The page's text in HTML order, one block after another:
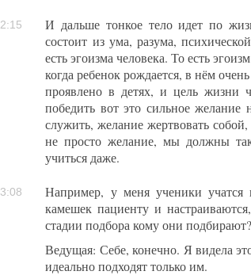
И дальше тонкое тело идет по
состоит из ума, разума,
есть эгоизма человека. То есть
когда ребенок рождается, в нём
проявлено в детях, и цель жизни
победить вот это сильное
служить, желание жертвовать
не просто желание, мы должны
учиться даже.
Например, у меня ученики
камешек пациенту и
стадии подбора кому они подбирают?
Ведущая: Себе, конечно. Я видела
идеально подходят только им.